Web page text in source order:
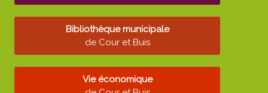
Bibliothèque municipale
de Cour et Buis
Vie économique